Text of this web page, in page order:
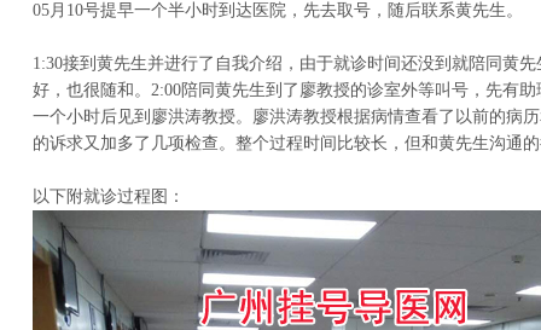
05月10号提早一个半小时到达医院，先去取号，随后联系黄先生。
1:30接到黄先生并进行了自我介绍，由于就诊时间还没到就陪同黄
好，也很随和。2:00陪同黄先生到了廖教授的诊室外等叫号，先有
一个小时后见到廖洪涛教授。廖洪涛教授根据病情查看了以前的病
的诉求又加多了几项检查。整个过程时间比较长，但和黄先生沟通
以下附就诊过程图：